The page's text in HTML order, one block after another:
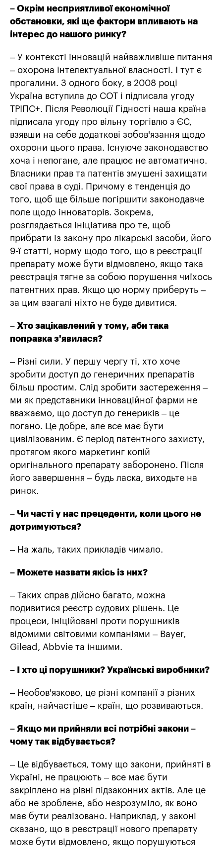
– Окрім несприятливої економічної
обстановки, які ще фактори впливають на
інтерес до нашого ринку?
– У контексті інновацій найважливіше питання
– охорона інтелектуальної власності. І тут є
прогалини. З одного боку, в 2008 році
Україна вступила до СОТ і підписала угоду
ТРІПС+. Після Революції Гідності наша країна
підписала угоду про вільну торгівлю з ЄС,
взявши на себе додаткові зобов'язання щодо
охорони цього права. Існуюче законодавство
хоча і непогане, але працює не автоматично.
Власники прав та патентів змушені захищати
свої права в суді. Причому є тенденція до
того, щоб ще більше погіршити законодавче
поле щодо інноваторів. Зокрема,
розглядається ініціатива про те, щоб
прибрати із закону про лікарські засоби, його
9-ї статті, норму щодо того, що в реєстрації
препарату може бути відмовлено, якщо така
реєстрація тягне за собою порушення чиїхось
патентних прав. Якщо цю норму приберуть –
за цим взагалі ніхто не буде дивитися.
– Хто зацікавлений у тому, аби така
поправка з'явилася?
– Різні сили. У першу чергу ті, хто хоче
зробити доступ до генеричних препаратів
більш простим. Слід зробити застереження –
ми як представники інноваційної фарми не
вважаємо, що доступ до генериків – це
погано. Це добре, але все має бути
цивілізованим. Є період патентного захисту,
протягом якого маркетинг копій
оригінального препарату заборонено. Після
його завершення – будь ласка, виходьте на
ринок.
– Чи часті у нас прецеденти, коли цього не
дотримуються?
– На жаль, таких прикладів чимало.
– Можете назвати якісь із них?
– Таких справ дійсно багато, можна
подивитися реєстр судових рішень. Це
процеси, ініційовані проти порушників
відомими світовими компаніями – Bayer,
Gilead, Abbvie та іншими.
– І хто ці порушники? Українські виробники?
– Необов'язково, це різні компанії з різних
країн, найчастіше – країн, що розвиваються.
– Якщо ми прийняли всі потрібні закони –
чому так відбувається?
– Це відбувається, тому що закони, прийняті в
Україні, не працюють – все має бути
закріплено на рівні підзаконних актів. Але це
або не зроблене, або незрозуміло, як воно
має бути реалізовано. Наприклад, у законі
сказано, що в реєстрації нового препарату
може бути відмовлено, якщо порушуються